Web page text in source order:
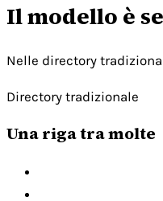
Il modello è
Nelle directory
Directory tradizionale
Una riga tra molte